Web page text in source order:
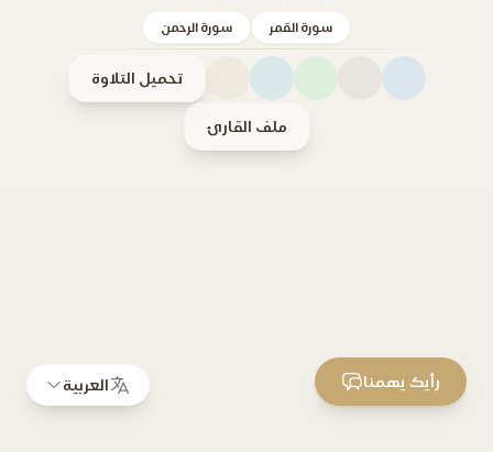
سورة القمر سورة الرحمن
تحميل التلاوة
ملف القارئ
العربية رأيك يهمنا